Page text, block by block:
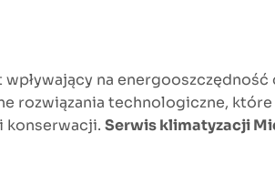
na energooszczędność
rozwiązania technologiczne,
konserwacji. Serwis klimatyzacji